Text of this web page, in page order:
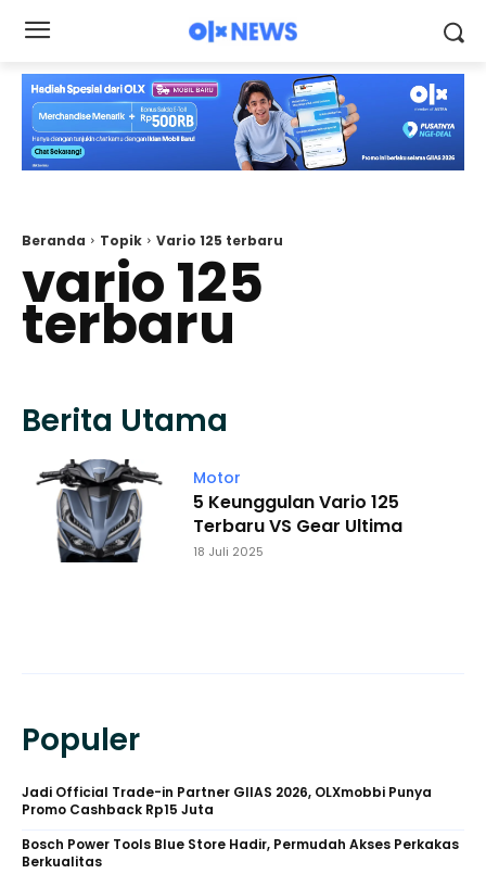
Beranda Topik Vario 125 terbaru
vario 125
terbaru
Berita Utama
Motor
5 Keunggulan Vario 125
Terbaru VS Gear Ultima
18 Juli 2025
Populer
Jadi Official Trade-in Partner GIIAS 2026, OLXmobbi Punya
Promo Cashback Rp15 Juta
Bosch Power Tools Blue Store Hadir, Permudah Akses Perkakas
Berkualitas